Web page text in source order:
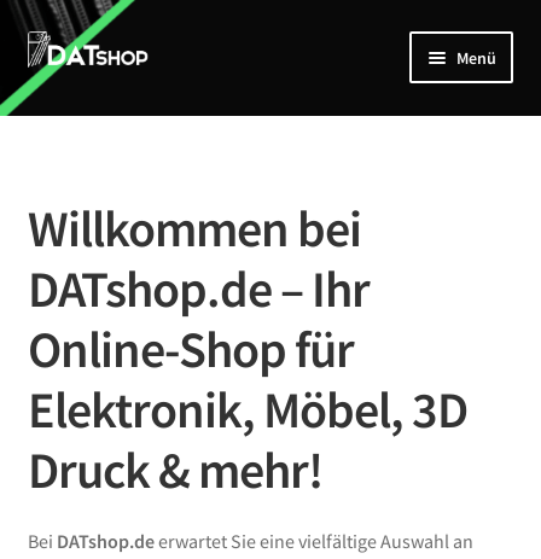
Zur
Navigation
springen
Zum
Inhalt
springen
Menü
Home
Mein Account
Kontakt
Willkommen bei
DATshop.de – Ihr
Online-Shop für
Elektronik, Möbel, 3D
Druck & mehr!
Bei DATshop.deerwartet Sie eine vielfältige Auswahl an